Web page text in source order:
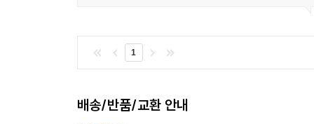
1
배송/반품/교환 안내